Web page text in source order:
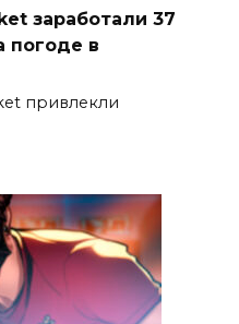
заработали 37
погоде в
привлекли